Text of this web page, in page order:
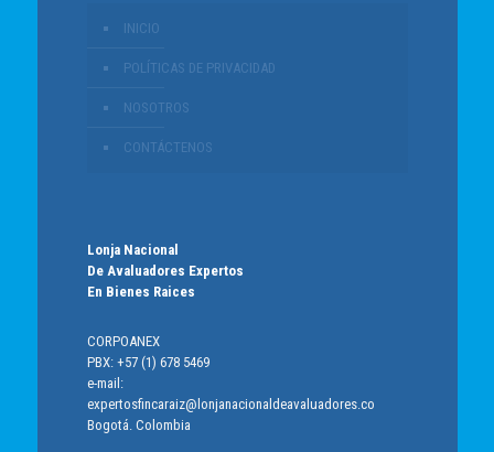
INICIO
POLÍTICAS DE PRIVACIDAD
NOSOTROS
CONTÁCTENOS
Lonja Nacional
De Avaluadores Expertos
En Bienes Raices
CORPOANEX
PBX: +57 (1) 678 5469
e-mail:
expertosfincaraiz@lonjanacionaldeavaluadores.co
Bogotá. Colombia